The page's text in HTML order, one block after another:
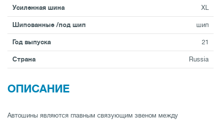
Усиленная шина XL
Шипованные /под шип шип
Год выпуска 21
Страна Russia
ОПИСАНИЕ
Автошины являются главным связующим звеном между